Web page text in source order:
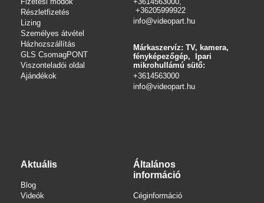
Részletfizetés
Lizing
Személyes átvétel
Házhozszállítás
GLS CsomagPONT
Viszonteladói oldal
Ajándékok
+36205999922
info@videopart.hu
Márkaszervíz: TV, kamera,
fényképezőgép, Ipari
mikrohullámú sütő:
+3614563000
info@videopart.hu
Aktuális
Blog
Videók
Általános
információ
Céginformáció